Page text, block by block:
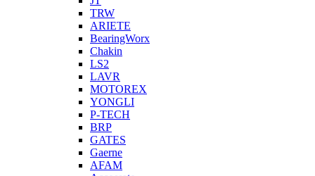
TRW
ARIETE
BearingWorx
Chakin
LS2
LAVR
MOTOREX
YONGLI
P-TECH
BRP
GATES
Gaerne
AFAM